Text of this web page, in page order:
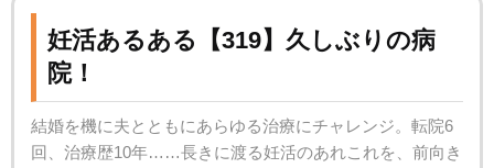
妊活あるある【319】久しぶりの病
院！
結婚を機に夫とともにあらゆる治療にチャレンジ。転院6
回、治療歴10年……長きに渡る妊活のあれこれを、前向き